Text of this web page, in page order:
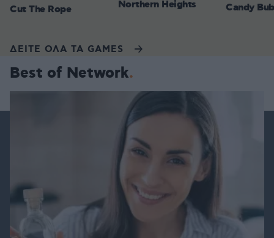
Cut The Rope Northern Heights Candy
ΔΕΙΤΕ ΟΛΑ ΤΑ GAMES
Best of Network